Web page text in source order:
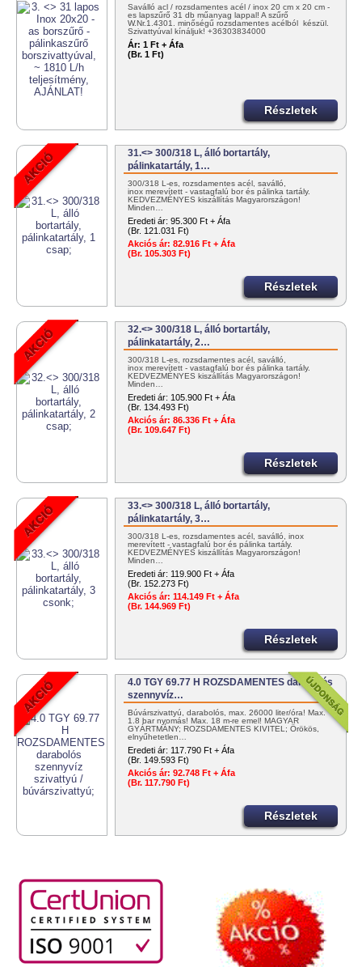
Saválló acl / rozsdamentes acél / inox 20 cm x 20 cm -
es lapszűrő 31 db műanyag lappal! A szűrő
W.Nr.1.4301. minőségű rozsdamentes acélból készül.
Szivattyúval kínáljuk! +36303834000
info@tartalygyar.hu
Ár: 1 Ft + Áfa
(Br. 1 Ft)
Részletek
31.<> 300/318 L, álló bortartály,
pálinkatartály, 1…
300/318 L-es, rozsdamentes acél, saválló,
inox merevített - vastagfalú bor és pálinka tartály.
KEDVEZMÉNYES kiszállítás Magyarországon!
Minden…
Eredeti ár: 95.300 Ft + Áfa
(Br. 121.031 Ft)
Akciós ár: 82.916 Ft + Áfa
(Br. 105.303 Ft)
Részletek
32.<> 300/318 L, álló bortartály,
pálinkatartály, 2…
300/318 L-es, rozsdamentes acél, saválló,
inox merevített - vastagfalú bor és pálinka tartály.
KEDVEZMÉNYES kiszállítás Magyarországon!
Minden…
Eredeti ár: 105.900 Ft + Áfa
(Br. 134.493 Ft)
Akciós ár: 86.336 Ft + Áfa
(Br. 109.647 Ft)
Részletek
33.<> 300/318 L, álló bortartály,
pálinkatartály, 3…
300/318 L-es, rozsdamentes acél, saválló, inox
merevített - vastagfalú bor és pálinka tartály.
KEDVEZMÉNYES kiszállítás Magyarországon!
Minden…
Eredeti ár: 119.900 Ft + Áfa
(Br. 152.273 Ft)
Akciós ár: 114.149 Ft + Áfa
(Br. 144.969 Ft)
Részletek
4.0 TGY 69.77 H ROZSDAMENTES darabolós
szennyvíz…
Búvárszivattyú, darabolós, max. 26000 liter/óra! Max.
1.8 bar nyomás! Max. 18 m-re emel! MAGYAR
GYÁRTMÁNY; ROZSDAMENTES KIVITEL; Örökös,
elnyűhetetlen…
Eredeti ár: 117.790 Ft + Áfa
(Br. 149.593 Ft)
Akciós ár: 92.748 Ft + Áfa
(Br. 117.790 Ft)
Részletek